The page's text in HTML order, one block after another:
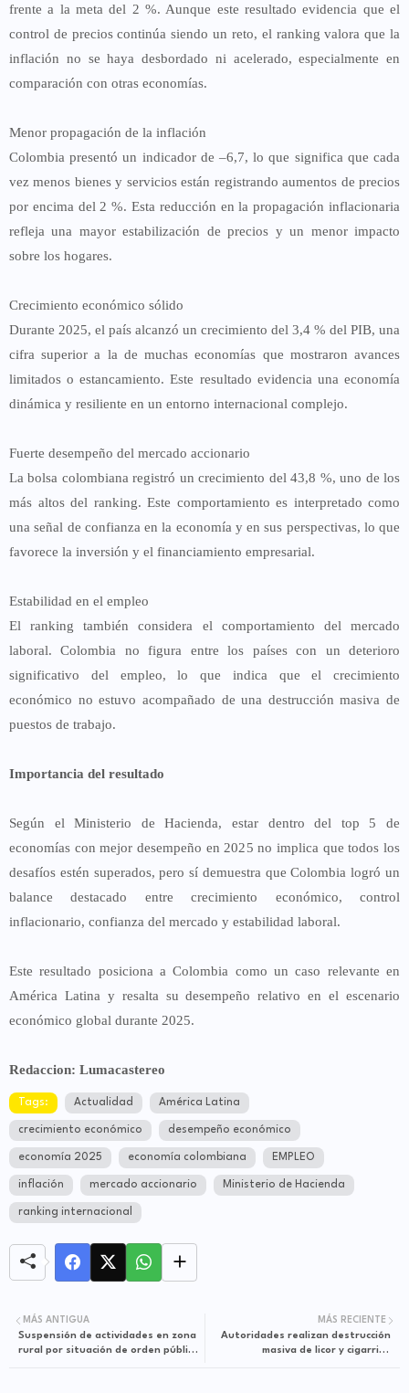
frente a la meta del 2 %. Aunque este resultado evidencia que el
control de precios continúa siendo un reto, el ranking valora que la
inflación no se haya desbordado ni acelerado, especialmente en
comparación con otras economías.
Menor propagación de la inflación
Colombia presentó un indicador de –6,7, lo que significa que cada
vez menos bienes y servicios están registrando aumentos de precios
por encima del 2 %. Esta reducción en la propagación inflacionaria
refleja una mayor estabilización de precios y un menor impacto
sobre los hogares.
Crecimiento económico sólido
Durante 2025, el país alcanzó un crecimiento del 3,4 % del PIB, una
cifra superior a la de muchas economías que mostraron avances
limitados o estancamiento. Este resultado evidencia una economía
dinámica y resiliente en un entorno internacional complejo.
Fuerte desempeño del mercado accionario
La bolsa colombiana registró un crecimiento del43,8 %, uno de los
más altos del ranking. Este comportamiento es interpretado como
unaseñal de confianza en la economía y en sus perspectivas, lo que
favorece la inversión y el financiamiento empresarial.
Estabilidad en el empleo
El ranking también considera el comportamiento del mercado
laboral. Colombia no figura entre los países con un deterioro
significativo del empleo, lo que indica que el crecimiento
económico no estuvo acompañado de una destrucción masiva de
puestos de trabajo.
Importancia del resultado
Según el Ministerio de Hacienda, estar dentro del top 5 de
economías con mejor desempeño en 2025 no implica que todos los
desafíos estén superados, pero sí demuestra que Colombia logró un
balance destacado entre crecimiento económico, control
inflacionario, confianza del mercado y estabilidad laboral.
Este resultado posiciona a Colombia como uncaso relevante en
América Latina y resalta su desempeño relativo en el escenario
económico global durante 2025.
Redaccion: Lumacastereo
Tags: Actualidad América Latina
crecimiento económico desempeño económico
economía 2025 economía colombiana EMPLEO
inflación mercado accionario Ministerio de Hacienda
ranking internacional
MÁS RECIENTE
Autoridades realizan destrucción
masiva de licor y cigarrillo
MÁS ANTIGUA
Suspensión de actividades en zona
rural por situación de orden público